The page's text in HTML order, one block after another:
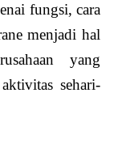
fungsi, cara
menjadi hal
yang
sehari-